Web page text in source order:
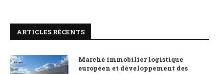
ARTICLES RÉCENTS
Marché immobilier logistique
européen et développement des